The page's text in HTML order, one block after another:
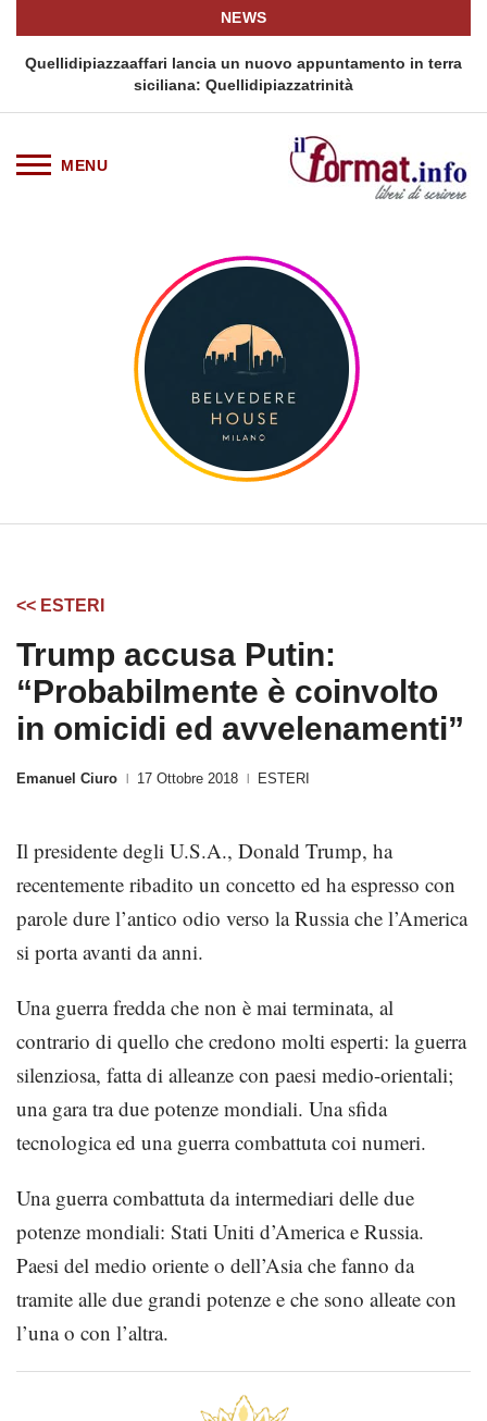
NEWS
Quellidipiazzaaffari lancia un nuovo appuntamento in terra
siciliana: Quellidipiazzatrinità
<< ESTERI
Trump accusa Putin:
“Probabilmente è coinvolto
in omicidi ed avvelenamenti”
Emanuel Ciuro 17 Ottobre 2018 ESTERI
Il presidente degli U.S.A., Donald Trump, ha
recentemente ribadito un concetto ed ha espresso con
parole dure l’antico odio verso la Russia che l’America
si porta avanti da anni.
Una guerra fredda che non è mai terminata, al
contrario di quello che credono molti esperti: la guerra
silenziosa, fatta di alleanze con paesi medio-orientali;
una gara tra due potenze mondiali. Una sfida
tecnologica ed una guerra combattuta coi numeri.
Una guerra combattuta da intermediari delle due
potenze mondiali: Stati Uniti d’America e Russia.
Paesi del medio oriente o dell’Asia che fanno da
tramite alle due grandi potenze e che sono alleate con
l’una o con l’altra.